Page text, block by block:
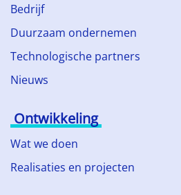
Bedrijf
Duurzaam ondernemen
Technologische partners
Nieuws
Ontwikkeling
Wat we doen
Realisaties en projecten